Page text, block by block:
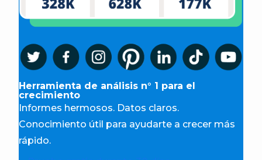
Herramienta de análisis n° 1 para el
crecimiento
Informes hermosos. Datos claros.
Conocimiento útil para ayudarte a crecer más
rápido.